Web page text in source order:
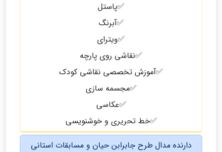
✅پاستل
✅آبرنگ
✅ویترای
✅نقاشی روی پارچه
✅آموزش تخصصی نقاشی کودک
✅مجسمه سازی
✅عکاسی
✅خط تحریری و خوشنویسی
دارنده مدال طرح جابرابن حیان و مسابقات استانی